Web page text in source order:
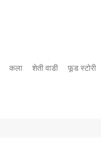
कला शेती वाडी फूड स्टोरी